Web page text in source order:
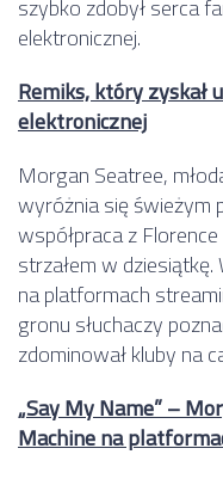
szybko zdobył serca
elektronicznej.
Remiks, który zyskał
elektronicznej
Morgan Seatree,
wyróżnia się świeżym
współpraca z
strzałem w
na platformach
gronu słuchaczy
zdominował kluby na
„Say My Name” –
Machine na